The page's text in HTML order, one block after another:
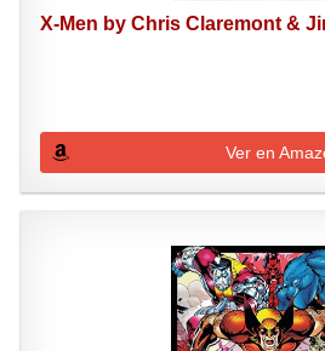
X-Men by Chris Claremont &
Ver en